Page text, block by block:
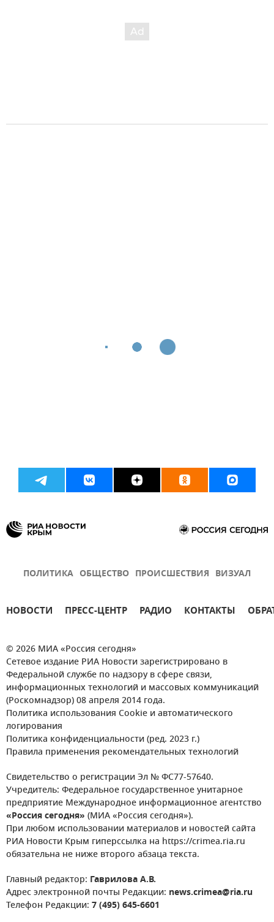
ПОЛИТИКА ОБЩЕСТВО ПРОИСШЕСТВИЯ ВИЗУАЛ
НОВОСТИ ПРЕСС-ЦЕНТР РАДИО КОНТАКТЫ
© 2026 МИА «Россия сегодня»
Сетевое издание РИА Новости зарегистрировано в
Федеральной службе по надзору в сфере связи,
информационных технологий и массовых коммуникаций
(Роскомнадзор) 08 апреля 2014 года.
Политика использования Cookie и автоматического
логирования
Политика конфиденциальности (ред. 2023 г.)
Правила применения рекомендательных технологий
Свидетельство о регистрации Эл № ФС77-57640.
Учредитель: Федеральное государственное унитарное
предприятие Международное информационное агентство
«Россия сегодня» (МИА «Россия сегодня»).
При любом использовании материалов и новостей сайта
РИА Новости Крым гиперссылка на https://crimea.ria.ru
обязательна не ниже второго абзаца текста.
Главный редактор: Гаврилова А.В.
Адрес электронной почты Редакции: news.crimea@ria.ru
Телефон Редакции: 7 (495) 645-6601